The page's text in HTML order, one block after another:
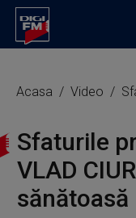
Acasa Video
Sfaturile
VLAD
sănătoasă